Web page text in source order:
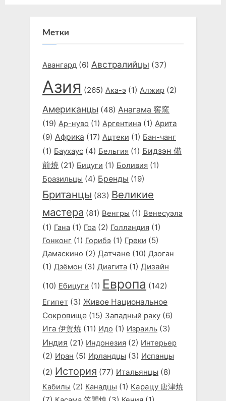
Метки
Авангард (6) Австралийцы (37)
Азия (265) Ака-э (1) Алжир (2)
Американцы (48) Анагама 窖窯
(19) Ар-нуво (1) Аргентина (1) Арита
(9) Африка (17) Ацтеки (1) Бан-чанг
(1) Баухаус (4) Бельгия (1) Бидзэн 備
前焼 (21) Бицуги (1) Боливия (1)
Бразильцы (4) Бренды (19)
Британцы (83) Великие
мастера (81) Венгры (1) Венесуэла
(1) Гана (1) Гоа (2) Голландия (1)
Гонконг (1) Горибэ (1) Греки (5)
Дамаскино (2) Датчане (10) Дзоган
(1) Дзёмон (3) Диагита (1) Дизайн
(10) Ебицуги (1) Европа (142)
Египет (3) Живое Национальное
Сокровище (15) Западный раку (6)
Ига 伊賀焼 (11) Идо (1) Израиль (3)
Индия (21) Индонезия (2) Интерьер
(2) Иран (5) Ирландцы (3) Испанцы
(2) История (77) Итальянцы (8)
Кабилы (2) Канадцы (1) Карацу 唐津焼